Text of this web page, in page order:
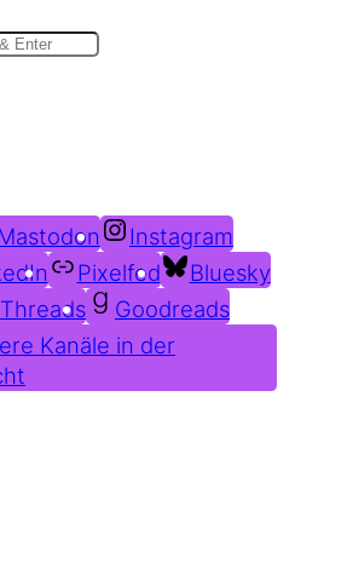
Instagram
Pixelfed
Bluesky
Threads
Goodreads
Kanäle in der